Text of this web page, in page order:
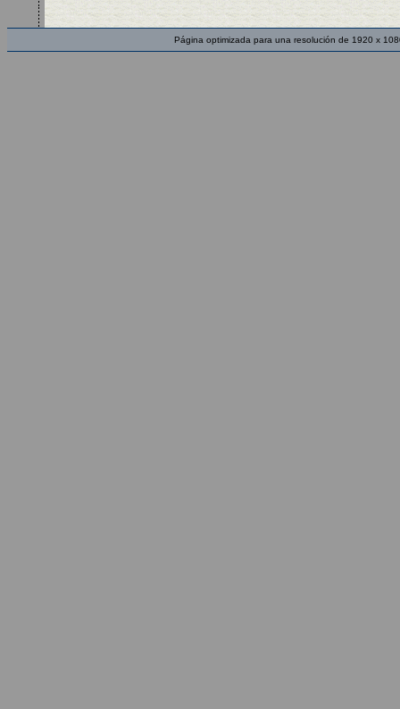
Página optimizada para una resolución de 1920 x